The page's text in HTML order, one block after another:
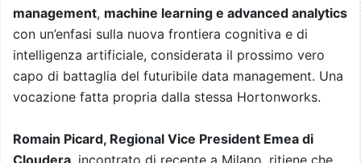
management, machine learning e advanced analytics
con un’enfasi sulla nuova frontiera cognitiva e di
intelligenza artificiale, considerata il prossimo vero
capo di battaglia del futuribile data management. Una
vocazione fatta propria dalla stessa Hortonworks.
Romain Picard, Regional Vice President Emea di
Cloudera, incontrato di recente a Milano, ritiene che